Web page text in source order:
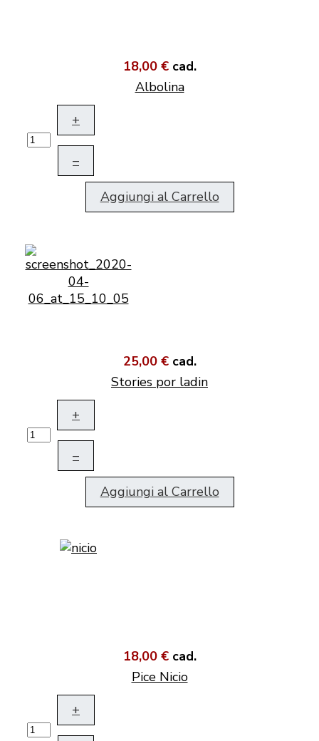
18,00 € cad.
Albolina
+
–
Aggiungi al Carrello
25,00 € cad.
Stories por ladin
+
–
Aggiungi al Carrello
18,00 € cad.
Pice Nicio
+